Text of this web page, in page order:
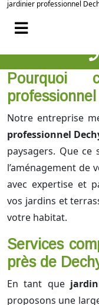
jardinier professionnel
Pourquoi
Notre entreprise
professionnel
paysagers. Que ce
l’aménagement de
avec expertise et
vos jardins et
votre habitat.
Services
près de
En tant que
proposons une